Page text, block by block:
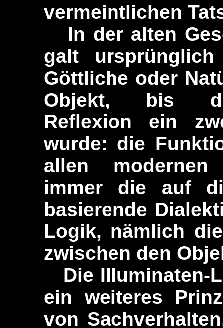
vermeintlichen
In der alten
galt
Göttliche oder
Objekt, bis
Reflexion ein
wurde: die
allen modernen
immer die auf
basierende
Logik, nämlich
zwischen den
Die Illuminaten-
ein weiteres
von